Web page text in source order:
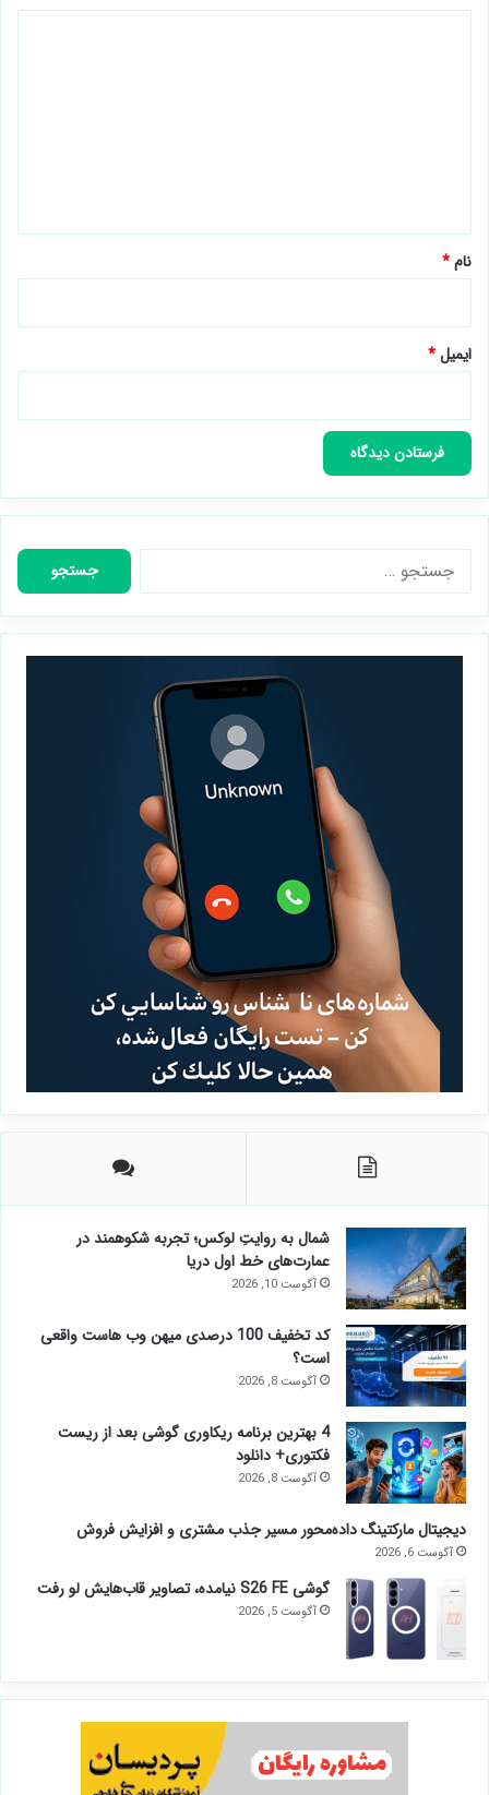
نام*
ایمیل*
جستجو
برای:
شمال به روایتِ لوکس؛ تجربه شکوهمند در
عمارت‌های خط اول دریا
آگوست 10, 2026
کد تخفیف 100 درصدی میهن وب هاست واقعی
است؟
آگوست 8, 2026
4 بهترین برنامه ریکاوری گوشی بعد از ریست
فکتوری+ دانلود
آگوست 8, 2026
دیجیتال مارکتینگ داده‌محور مسیر جذب مشتری و افزایش فروش
آگوست 6, 2026
گوشی S26 FE نیامده، تصاویر قاب‌هایش لو رفت
آگوست 5, 2026